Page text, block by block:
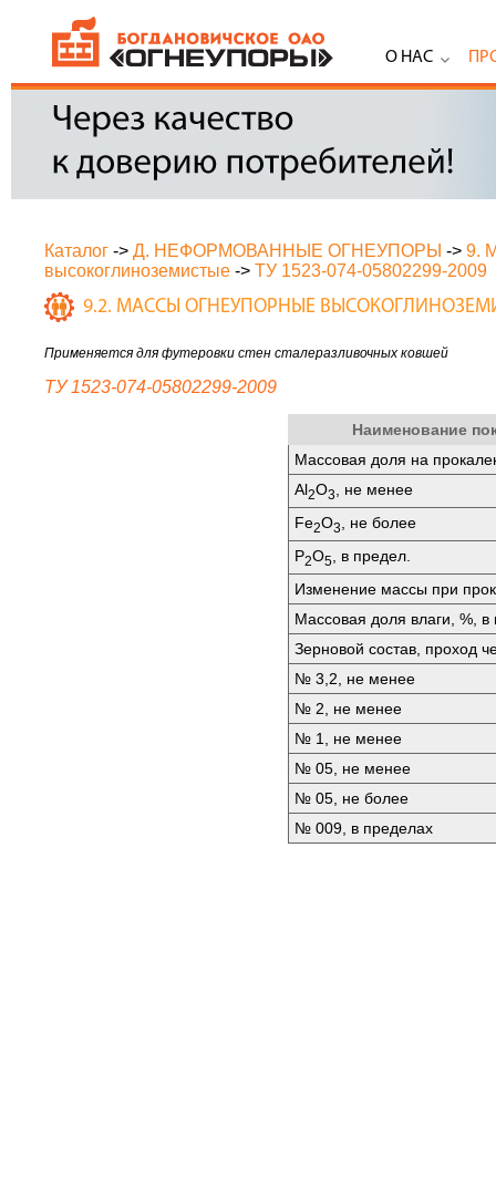
О НАС
Каталог -> Д. НЕФОРМОВАННЫЕ ОГНЕУПОРЫ -> 9.
высокоглиноземистые -> ТУ 1523-074-05802299-2009
9.2. МАССЫ ОГНЕУПОРНЫЕ
Применяется для футеровки стен сталеразливочных ковшей
ТУ 1523-074-05802299-2009
Наименование
Массовая доля на
Аl2O3
, не менее
Fе2O3
, не более
P2O5
, в предел.
Изменение массы при
Массовая доля влаги, %, в
Зерновой состав, проход
№ 3,2, не менее
№ 2, не менее
№ 1, не менее
№ 05, не менее
№ 05, не более
№ 009, в пределах